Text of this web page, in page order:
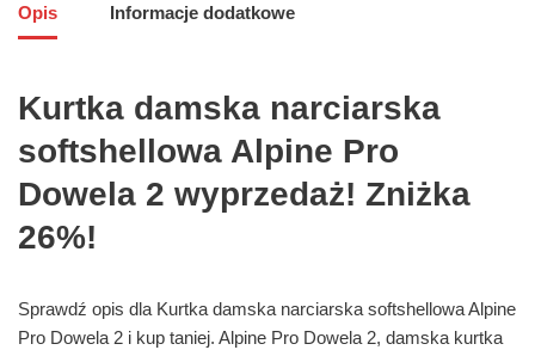
Opis Informacje dodatkowe
Kurtka damska narciarska
softshellowa Alpine Pro
Dowela 2 wyprzedaż! Zniżka
26%!
Sprawdź opis dla Kurtka damska narciarska softshellowa Alpine
Pro Dowela 2 i kup taniej. Alpine Pro Dowela 2, damska kurtka